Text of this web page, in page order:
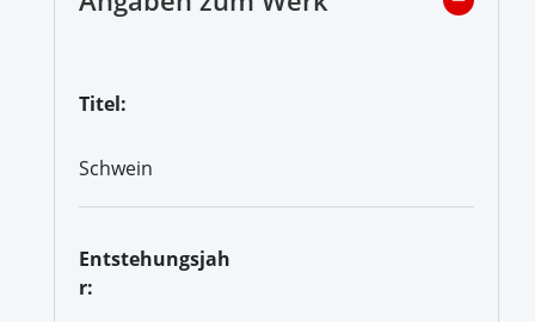
Titel:
Schwein
Entstehungsjah
r: